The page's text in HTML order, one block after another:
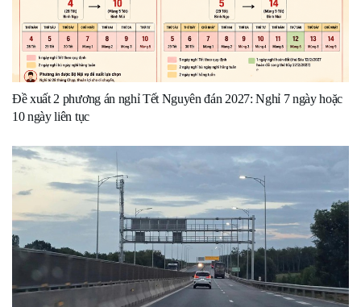
Đề xuất 2 phương án nghỉ Tết Nguyên đán 2027: Nghỉ 7 ngày hoặc
10 ngày liên tục